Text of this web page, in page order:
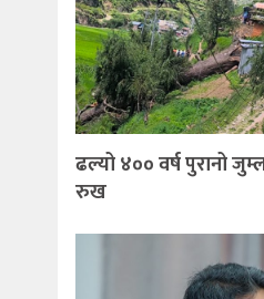
ढल्यो ४०० वर्ष पुरानो
रुख